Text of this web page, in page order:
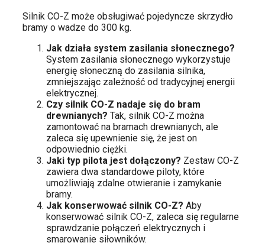
Silnik CO-Z może obsługiwać pojedyncze skrzydło
bramy o wadze do 300 kg.
Jak działa system zasilania słonecznego?
System zasilania słonecznego wykorzystuje
energię słoneczną do zasilania silnika,
zmniejszając zależność od tradycyjnej energii
elektrycznej.
Czy silnik CO-Z nadaje się do bram
drewnianych? Tak, silnik CO-Z można
zamontować na bramach drewnianych, ale
zaleca się upewnienie się, że jest on
odpowiednio ciężki.
Jaki typ pilota jest dołączony? Zestaw CO-Z
zawiera dwa standardowe piloty, które
umożliwiają zdalne otwieranie i zamykanie
bramy.
Jak konserwować silnik CO-Z? Aby
konserwować silnik CO-Z, zaleca się regularne
sprawdzanie połączeń elektrycznych i
smarowanie siłowników.